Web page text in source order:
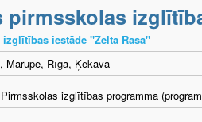
pirmsskolas
iestāde "Zelta Rasa"
Mārupe, Rīga, Ķekava
Pirmsskolas izglītības programma